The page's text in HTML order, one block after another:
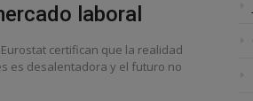
laboral
certifican que la realidad
es desalentadora y el futuro no